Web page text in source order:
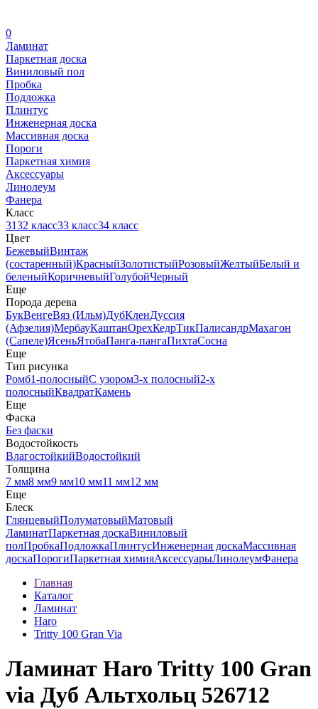
0
Ламинат
Паркетная доска
Виниловый пол
Пробка
Подложка
Плинтус
Инженерная доска
Массивная доска
Пороги
Паркетная химия
Аксессуары
Линолеум
Фанера
Класс
3132 класс33 класс34 класс
Цвет
БежевыйВинтаж
(состаренный)КрасныйЗолотистыйРозовыйЖелтыйБелый и
беленыйКоричневыйГолубойЧерный
Еще
Порода дерева
БукВенгеВяз (Ильм)ДубКленДуссия
(Афзелия)МербауКаштанОрехКедрТикПалисандрМахагон
(Сапеле)ЯсеньЯтобаПанга-пангаПихтаСосна
Еще
Тип рисунка
Ромб1-полосныйС узором3-х полосный2-х
полосныйКвадратКамень
Еще
Фаска
Без фаски
Водостойкость
ВлагостойкийВодостойкий
Толщина
7 мм8 мм9 мм10 мм11 мм12 мм
Еще
Блеск
ГлянцевыйПолуматовыйМатовый
ЛаминатПаркетная доскаВиниловый
полПробкаПодложкаПлинтусИнженерная доскаМассивная
доскаПорогиПаркетная химияАксессуарыЛинолеумФанера
Главная
Каталог
Ламинат
Haro
Tritty 100 Gran Via
Ламинат Haro Tritty 100 Gran
via Дуб Альтхольц 526712